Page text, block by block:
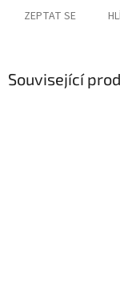
ZEPTAT SE
Související